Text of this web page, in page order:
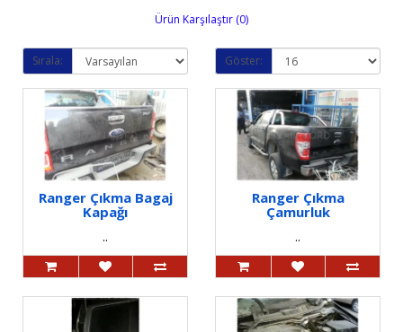
Ürün Karşılaştır (0)
Sırala: Göster:
Ranger Çıkma Bagaj
Kapağı
..
Ranger Çıkma
Çamurluk
..